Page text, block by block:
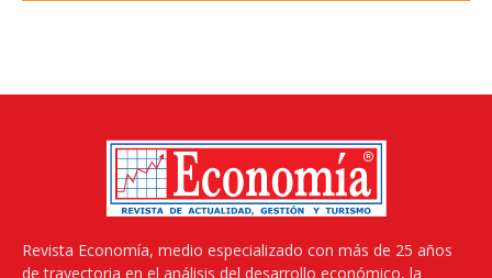
Revista Economía, medio especializado con más de 25 años
de trayectoria en el análisis del desarrollo económico, la